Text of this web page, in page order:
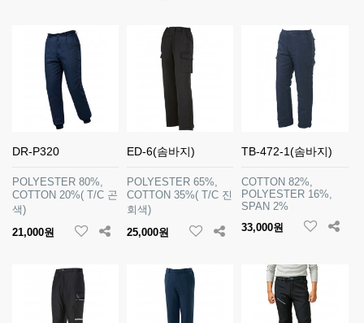
DR-P320
POLYESTER 80%,
COTTON 20%( T/C 곤
색)
21,000원
ED-6(솜바지)
POLYESTER 65%,
COTTON 35%( T/C 진
회색)
25,000원
TB-472-1(솜바지)
COTTON 82%,
POLYESTER 16%,
SPAN 2%
33,000원